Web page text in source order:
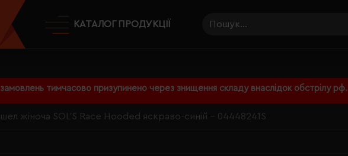
тимчасово призупинено через знищення складу внаслідок обстрілу рф.
КАТАЛОГ ПРОДУКЦІЇ
жіноча SOL'S Race Hooded яскраво-синій - 04448241S